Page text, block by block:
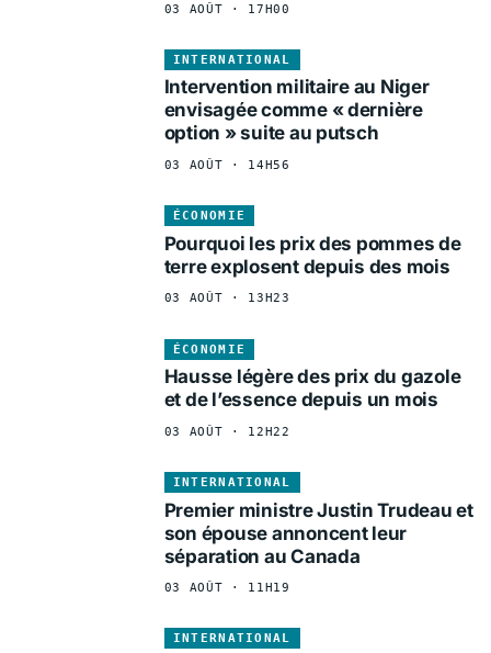
03 AOÛT · 17H00
INTERNATIONAL
Intervention militaire au Niger
envisagée comme « dernière
option » suite au putsch
03 AOÛT · 14H56
ÉCONOMIE
Pourquoi les prix des pommes de
terre explosent depuis des mois
03 AOÛT · 13H23
ÉCONOMIE
Hausse légère des prix du gazole
et de l’essence depuis un mois
03 AOÛT · 12H22
INTERNATIONAL
Premier ministre Justin Trudeau et
son épouse annoncent leur
séparation au Canada
03 AOÛT · 11H19
INTERNATIONAL